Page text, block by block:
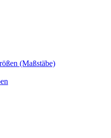
(Maßstäbe)